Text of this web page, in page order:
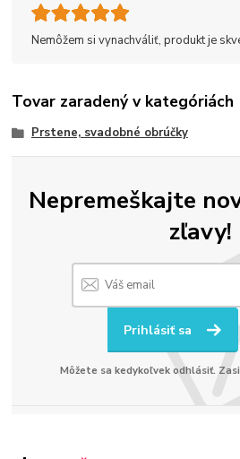
Nemôžem si vynachváliť, produkt je
Tovar zaradený v kategóriách
Prstene, svadobné obrúčky
Nepremeškajte
zľavy!
Prihlásiť sa
Môžete sa kedykoľvek odhlásiť.